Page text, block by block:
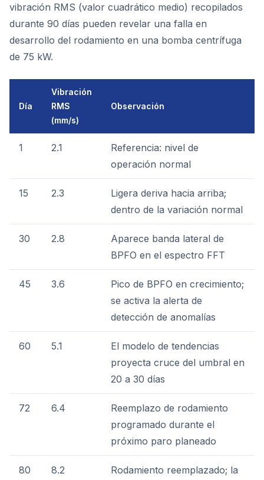
vibración RMS (valor cuadrático medio) recopilados
durante 90 días pueden revelar una falla en
desarrollo del rodamiento en una bomba centrífuga
de 75 kW.
Día
Vibración
RMS
(mm/s)
Observación
1 2.1
Referencia: nivel de
operación normal
15 2.3
Ligera deriva hacia arriba;
dentro de la variación normal
30 2.8
Aparece banda lateral de
BPFO en el espectro FFT
45 3.6
Pico de BPFO en crecimiento;
se activa la alerta de
detección de anomalías
60 5.1
El modelo de tendencias
proyecta cruce del umbral en
20 a 30 días
72 6.4
Reemplazo de rodamiento
programado durante el
próximo paro planeado
80 8.2
Rodamiento reemplazado; la